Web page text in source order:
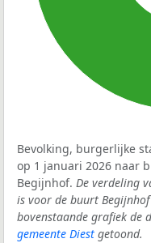
Bevolking, burgerlijke
op 1 januari 2026 naar
Begijnhof. De verdeling
is voor de buurt
bovenstaande grafiek de
gemeente Diest getoond.